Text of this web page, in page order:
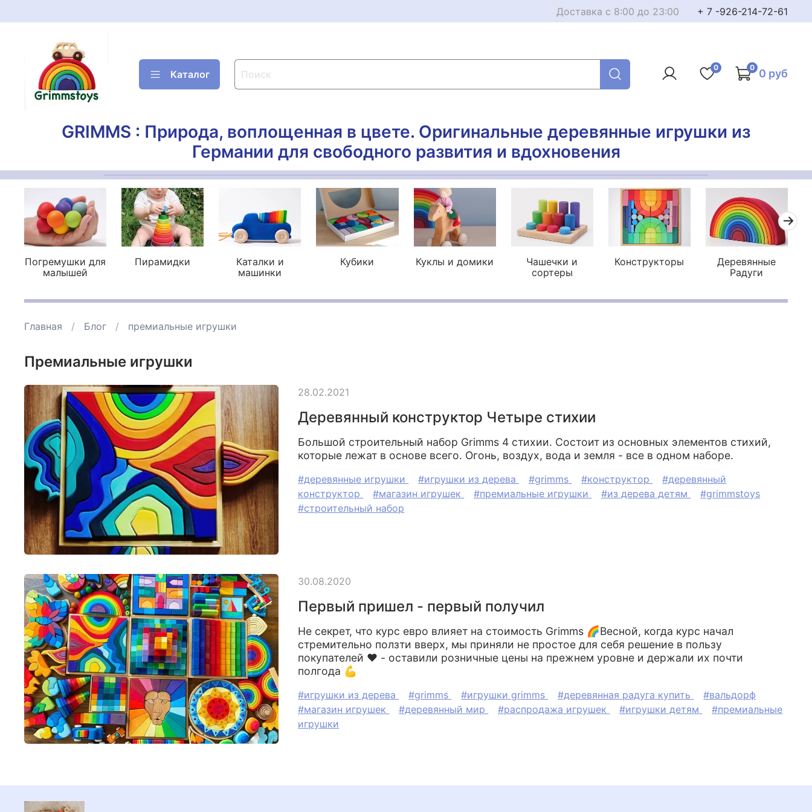
Доставка с 8:00 до 23:00 + 7 -926-214-72-61
Каталог
0 0 0 руб
GRIMMS : Природа, воплощенная в цвете. Оригинальные деревянные игрушки из
Германии для свободного развития и вдохновения
Погремушки для
малышей
Пирамидки
Каталки и
машинки
Кубики Куклы и домики
Чашечки и
сортеры
Конструкторы
Деревянные
Радуги
Главная Блог премиальные игрушки
премиальные игрушки
Деревянный конструктор Четыре стихии
Большой строительный набор Grimms 4 стихии. Состоит из основных элементов стихий,
которые лежат в основе всего. Огонь, воздух, вода и земля - все в одном наборе. ⠀
28.02.2021
#деревянные игрушки #игрушки из дерева #grimms #конструктор
#деревянный
конструктор
#магазин игрушек #премиальные игрушки #из дерева детям
#grimmstoys
#строительный набор
Первый пришел - первый получил
Не секрет, что курс евро влияет на стоимость Grimms 🌈Весной, когда курс начал
стремительно ползти вверх, мы приняли не простое для себя решение в пользу
покупателей ❤️ - оставили розничные цены на прежнем уровне и держали их почти
полгода 💪
30.08.2020
#игрушки из дерева #grimms #игрушки grimms #деревянная радуга купить
#вальдорф
#магазин игрушек
#деревянный мир #распродажа игрушек #игрушки детям
#премиальные
игрушки